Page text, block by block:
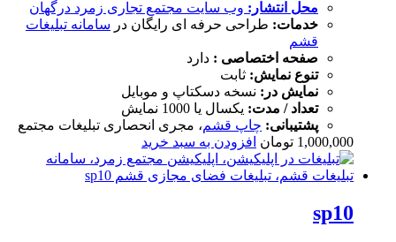
محل انتشار: وب سایت مجتمع تجاری زمرد درگهان
خدمات: طراحی حرفه ای رایگان در سامانه تبلیغات
قشم
صفحه اختصاصی : دارد
تنوع نمایش: ثابت
نمایش در: نسخه دسکتاپ و موبایل
تعداد / مدت: یکسال یا 1000 نمایش
پشتیبانی: چاپ قشم، مجری انحصاری تبلیغات مجتمع
1,000,000 تومان افزودن به سبد خرید
sp10